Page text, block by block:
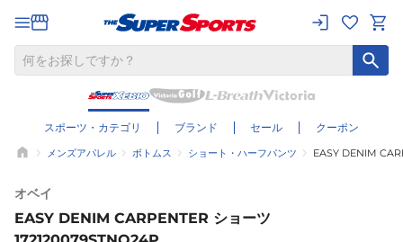
スポーツ・カテゴリ ブランド セール クーポン
メンズアパレル ボトムス ショート・ハーフパンツ EASY DENIM
オベイ
EASY DENIM CARPENTER ショーツ